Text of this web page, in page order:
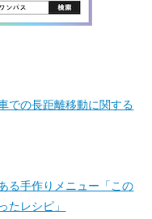
での長距離移動に関する
る手作りメニュー「この
たレシピ」